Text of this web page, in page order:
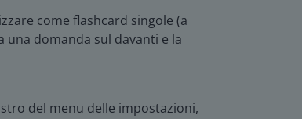
come flashcard singole (a
una domanda sul davanti e la
del menu delle impostazioni,